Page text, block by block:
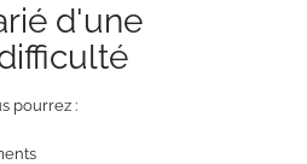
d'une
pourrez :